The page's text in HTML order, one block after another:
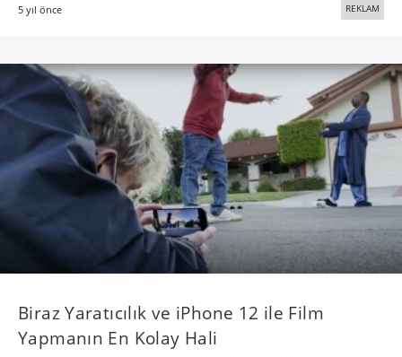
5 yıl önce REKLAM
Biraz Yaratıcılık ve iPhone 12 ile Film
Yapmanın En Kolay Hali